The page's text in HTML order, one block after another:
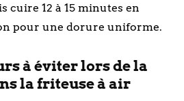
cuire 12 à 15 minutes en
pour une dorure uniforme.
à éviter lors de la
la friteuse à air